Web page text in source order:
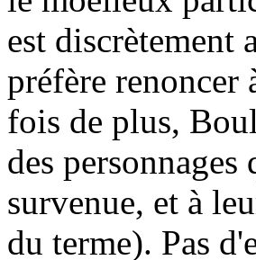
est discrètement
préfère renoncer
fois de plus,
des
survenue, et à
du terme). Pas